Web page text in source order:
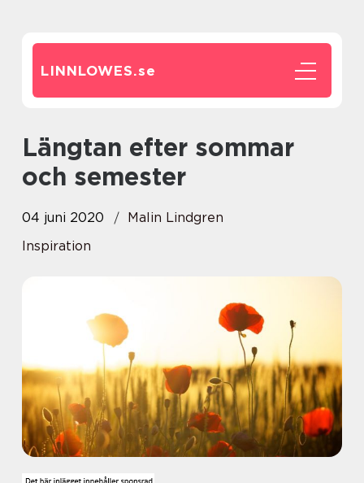
LINNLOWES.se
Längtan efter sommar
och semester
04 juni 2020
Malin Lindgren
Inspiration